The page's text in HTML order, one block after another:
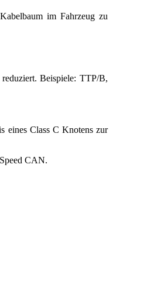
im Fahrzeug zu
Beispiele: TTP/B,
eines Class C Knotens zur
CAN.